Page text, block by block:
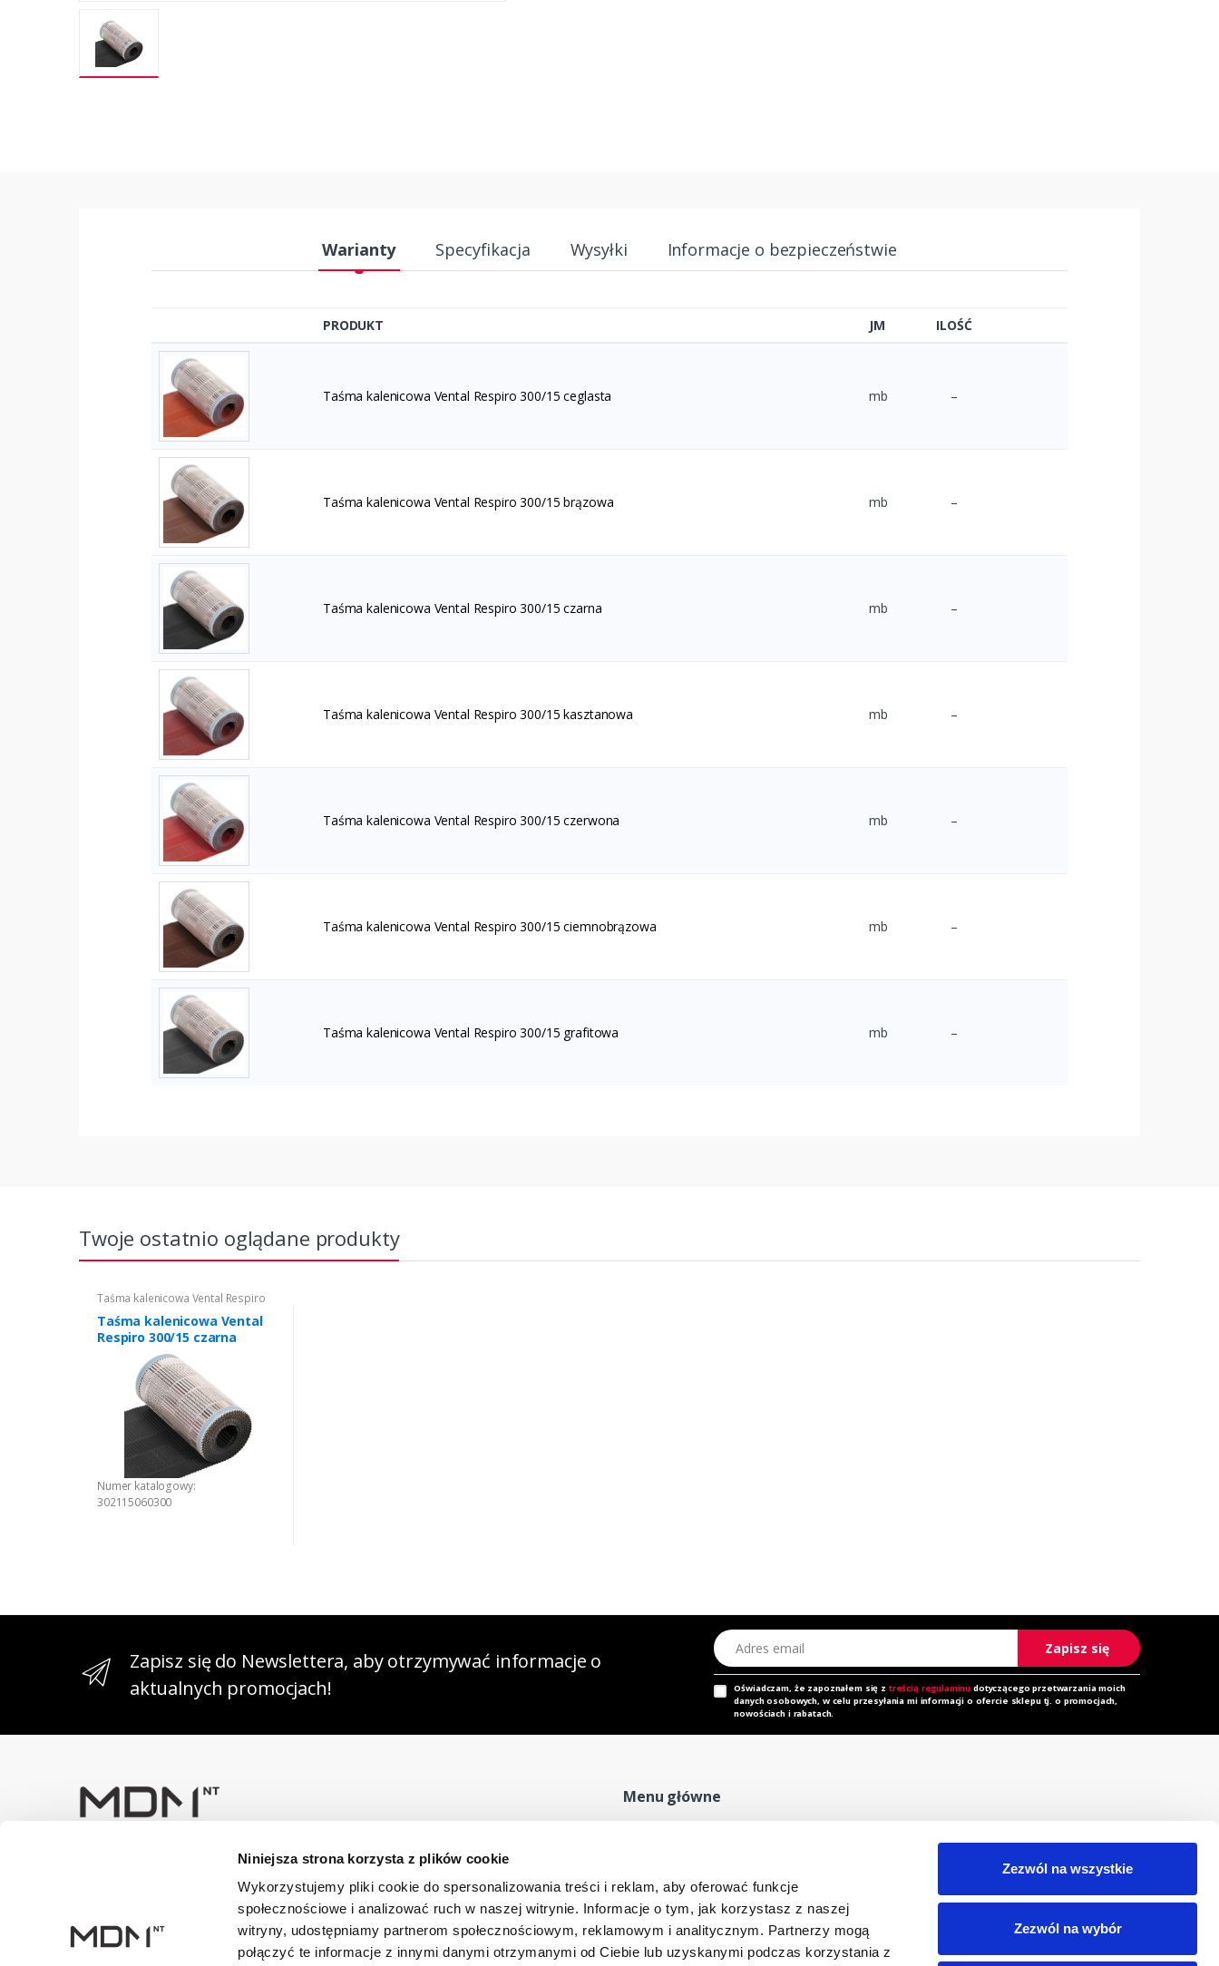
Niniejsza strona korzysta z plików cookie
Wykorzystujemy pliki cookie do spersonalizowania treści i reklam, aby oferować funkcje
społecznościowe i analizować ruch w naszej witrynie. Informacje o tym, jak korzystasz z naszej
witryny, udostępniamy partnerom społecznościowym, reklamowym i analitycznym. Partnerzy mogą
połączyć te informacje z innymi danymi otrzymanymi od Ciebie lub uzyskanymi podczas korzystania z
Zezwól na wszystkie
Zezwól na wybór
Warianty Specyfikacja Wysyłki Informacje o bezpieczeństwie
PRODUKT JM ILOŚĆ
Taśma kalenicowa Vental Respiro 300/15 ceglasta mb –
Taśma kalenicowa Vental Respiro 300/15 brązowa mb –
Taśma kalenicowa Vental Respiro 300/15 czarna mb –
Taśma kalenicowa Vental Respiro 300/15 kasztanowa mb –
Taśma kalenicowa Vental Respiro 300/15 czerwona mb –
Taśma kalenicowa Vental Respiro 300/15 ciemnobrązowa mb –
Taśma kalenicowa Vental Respiro 300/15 grafitowa mb –
Twoje ostatnio oglądane produkty
Taśma kalenicowa Vental Respiro
Taśma kalenicowa Vental
Respiro 300/15 czarna
Numer katalogowy:
302115060300
Zapisz się do Newslettera, aby otrzymywać informacje o
aktualnych promocjach!
Adres email
Zapisz się
Oświadczam, że zapoznałem się z treścią regulaminu dotyczącego przetwarzania moich
danych osobowych, w celu przesyłania mi informacji o ofercie sklepu tj. o promocjach,
nowościach i rabatach.
Masz pytania? Skontaktuj się z
+48 33 47 94 400
Nasz adres e-mail
dok@mdmnt.com
Dane kontaktowe
Menu główne
Moje konto
Promocje
Kontakt
Reklamacja
Do pobrania
Polityka prywatności i